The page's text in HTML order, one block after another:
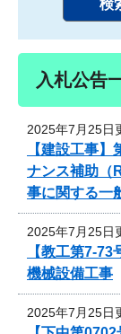
入札公告
2025年7月25日
【建設工事
ナンス補助（
事に関する一
2025年7月25日
【教工第7-
機械設備工事
2025年7月25日